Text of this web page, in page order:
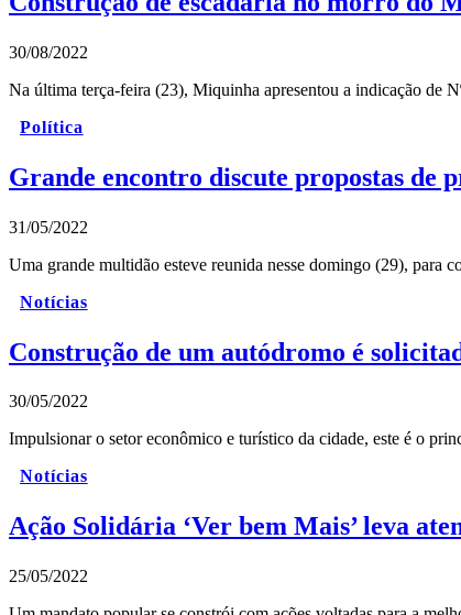
30/08/2022
Na última terça-feira (23), Miquinha apresentou a indicação de
Política
Grande encontro discute propostas de
31/05/2022
Uma grande multidão esteve reunida nesse domingo (29), para
Notícias
Construção de um autódromo é
30/05/2022
Impulsionar o setor econômico e turístico da cidade, este é o
Notícias
Ação Solidária ‘Ver bem Mais’ leva
25/05/2022